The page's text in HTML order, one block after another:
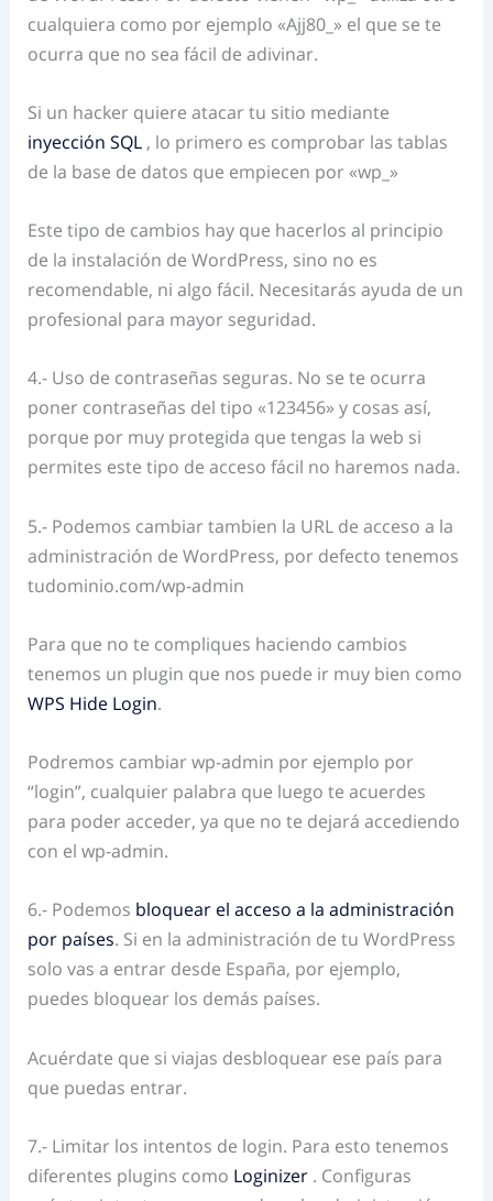
cualquiera como por ejemplo «Ajj80_» el que se te
ocurra que no sea fácil de adivinar.
Si un hacker quiere atacar tu sitio mediante
inyección SQL , lo primero es comprobar las tablas
de la base de datos que empiecen por «wp_»
Este tipo de cambios hay que hacerlos al principio
de la instalación de WordPress, sino no es
recomendable, ni algo fácil. Necesitarás ayuda de un
profesional para mayor seguridad.
4.- Uso de contraseñas seguras. No se te ocurra
poner contraseñas del tipo «123456» y cosas así,
porque por muy protegida que tengas la web si
permites este tipo de acceso fácil no haremos nada.
5.- Podemos cambiar tambien la URL de acceso a la
administración de WordPress, por defecto tenemos
tudominio.com/wp-admin
Para que no te compliques haciendo cambios
tenemos un plugin que nos puede ir muy bien como
WPS Hide Login.
Podremos cambiar wp-admin por ejemplo por
“login”, cualquier palabra que luego te acuerdes
para poder acceder, ya que no te dejará accediendo
con el wp-admin.
6.- Podemos bloquear el acceso a la administración
por países. Si en la administración de tu WordPress
solo vas a entrar desde España, por ejemplo,
puedes bloquear los demás países.
Acuérdate que si viajas desbloquear ese país para
que puedas entrar.
7.- Limitar los intentos de login. Para esto tenemos
diferentes plugins como Loginizer . Configuras